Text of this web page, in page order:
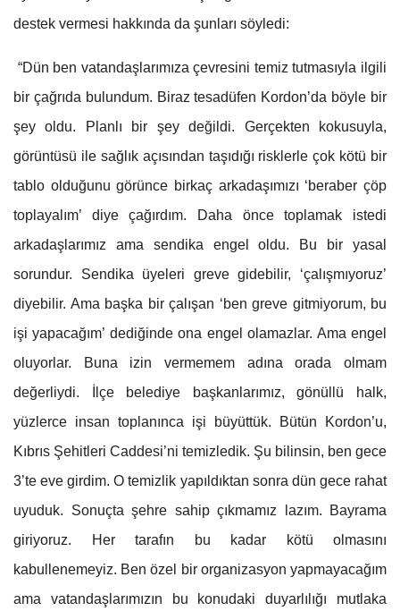
destek vermesi hakkında da şunları söyledi:
“Dün ben vatandaşlarımıza çevresini temiz tutmasıyla ilgili
bir çağrıda bulundum. Biraz tesadüfen Kordon’da böyle bir
şey oldu. Planlı bir şey değildi. Gerçekten kokusuyla,
görüntüsü ile sağlık açısından taşıdığı risklerle çok kötü bir
tablo olduğunu görünce birkaç arkadaşımızı ‘beraber çöp
toplayalım’ diye çağırdım. Daha önce toplamak istedi
arkadaşlarımız ama sendika engel oldu. Bu bir yasal
sorundur. Sendika üyeleri greve gidebilir, ‘çalışmıyoruz’
diyebilir. Ama başka bir çalışan ‘ben greve gitmiyorum, bu
işi yapacağım’ dediğinde ona engel olamazlar. Ama engel
oluyorlar. Buna izin vermemem adına orada olmam
değerliydi. İlçe belediye başkanlarımız, gönüllü halk,
yüzlerce insan toplanınca işi büyüttük. Bütün Kordon’u,
Kıbrıs Şehitleri Caddesi’ni temizledik. Şu bilinsin, ben gece
3’te eve girdim. O temizlik yapıldıktan sonra dün gece rahat
uyuduk. Sonuçta şehre sahip çıkmamız lazım. Bayrama
giriyoruz. Her tarafın bu kadar kötü olmasını
kabullenemeyiz. Ben özel bir organizasyon yapmayacağım
ama vatandaşlarımızın bu konudaki duyarlılığı mutlaka